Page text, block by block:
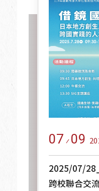
07 09
2025/07/
跨校聯合交